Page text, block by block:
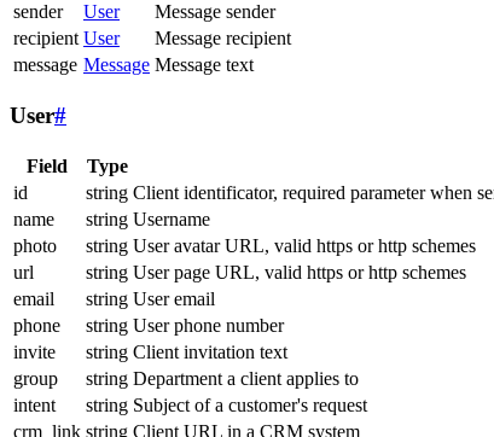
sender
User
Message sender
recipient User
Message recipient
message Message Message text
User#
Field Type
id
string Client identificator, required parameter when
name
string Username
photo
string User avatar URL, valid https or http schemes
url
string User page URL, valid https or http schemes
email
string User email
phone
string User phone number
invite
string Client invitation text
group
string Department a client applies to
intent
string Subject of a customer's request
crm_link string Client URL in a CRM system